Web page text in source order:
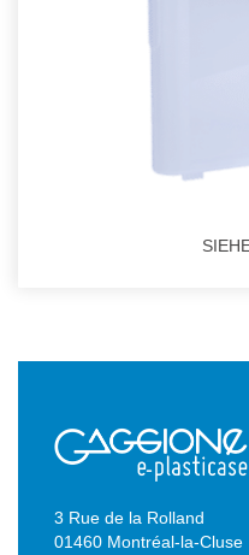
3 Rue de la Rolland
01460 Montréal-la-Cluse